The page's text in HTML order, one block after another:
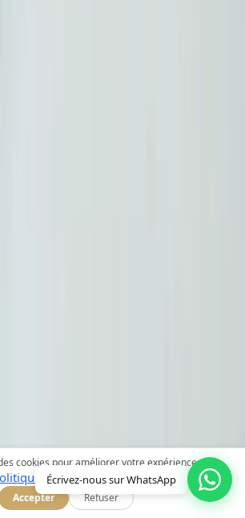
cookies pour améliorer votre expérience.
de confidentialité
Accepter Refuser
Écrivez-nous sur WhatsApp